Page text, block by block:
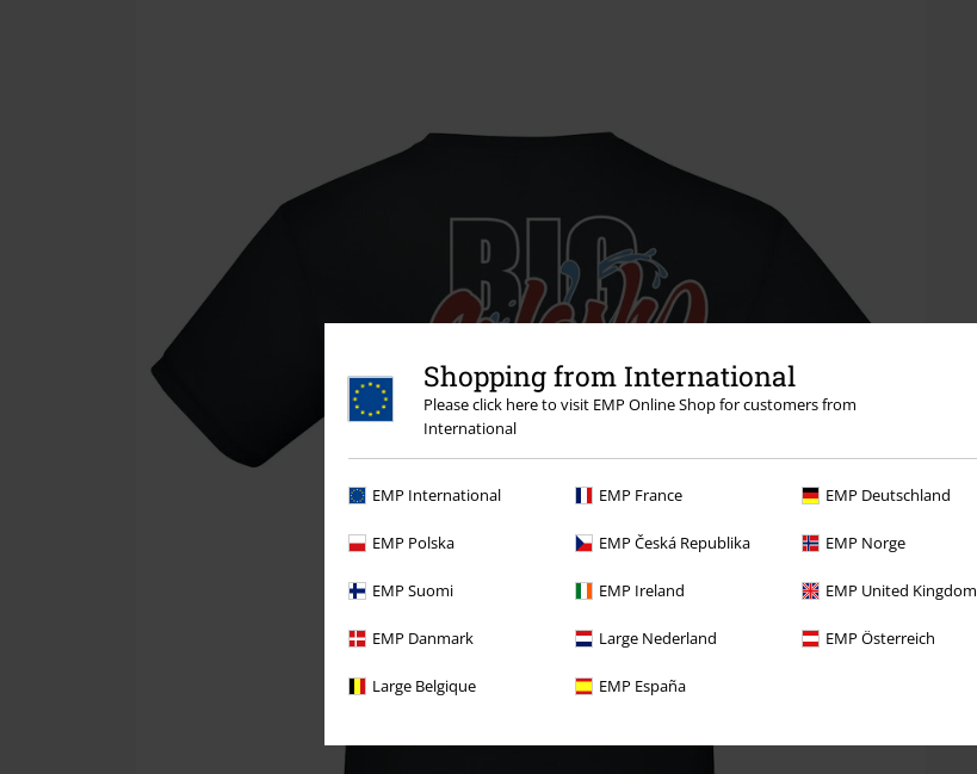
Shopping from International
Please click here to visit EMP Online Shop for customers from
International
EMP International EMP France EMP Deutschland
EMP Polska EMP Česká Republika EMP Norge
EMP Suomi EMP Ireland EMP United Kingdom
EMP Danmark Large Nederland EMP Österreich
Large Belgique EMP España